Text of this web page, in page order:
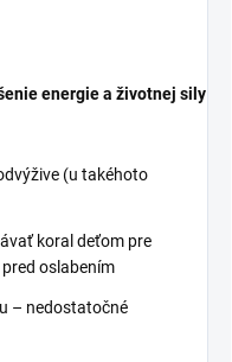
energie a životnej sily
(u takéhoto
koral deťom pre
oslabením
– nedostatočné